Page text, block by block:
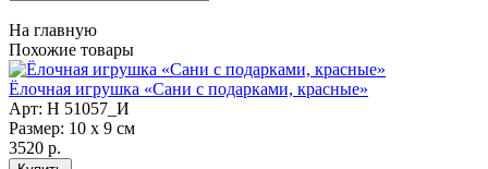
На главную
Похожие товары
Ёлочная игрушка «Сани с подарками, красные»
Арт: Н 51057_И
Размер: 10 х 9 см
3520 р.